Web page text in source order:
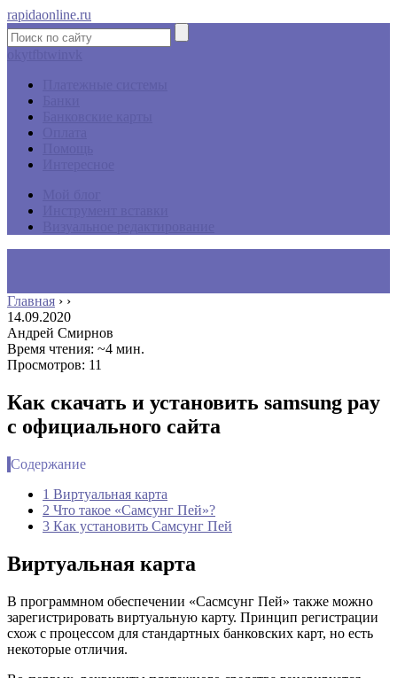
rapidaonline.ru
Главная › ›
14.09.2020
Андрей Смирнов
Время чтения: ~4 мин.
Просмотров: 11
Как скачать и установить samsung pay
с официального сайта
Содержание
1 Виртуальная карта
2 Что такое «Самсунг Пей»?
3 Как установить Самсунг Пей
Виртуальная карта
В программном обеспечении «Сасмсунг Пей» также можно
зарегистрировать виртуальную карту. Принцип регистрации
схож с процессом для стандартных банковских карт, но есть
некоторые отличия.